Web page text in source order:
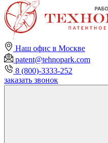
Наш офис в Москве
patent@tehnopark.com
8 (800)-3333-252
заказать звонок